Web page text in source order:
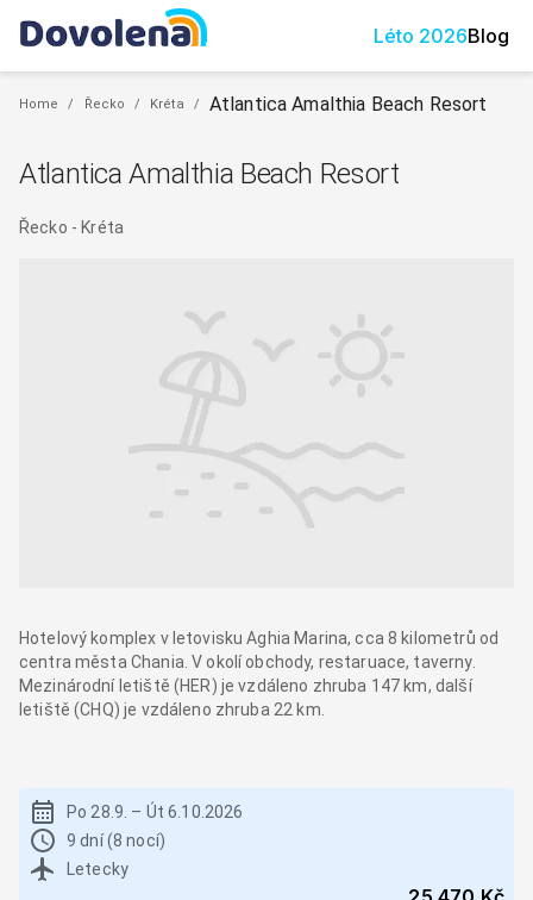
Léto 2026Blog
Home / Řecko / Kréta / Atlantica Amalthia Beach Resort
Atlantica Amalthia Beach Resort
Řecko - Kréta
Hotelový komplex v letovisku Aghia Marina, cca 8 kilometrů od
centra města Chania. V okolí obchody, restaruace, taverny.
Mezinárodní letiště (HER) je vzdáleno zhruba 147 km, další
letiště (CHQ) je vzdáleno zhruba 22 km.
Po 28.9. – Út 6.10.2026
9 dní (8 nocí)
Letecky